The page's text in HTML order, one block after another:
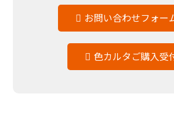
お問い合わせフォー
色カルタご購入受